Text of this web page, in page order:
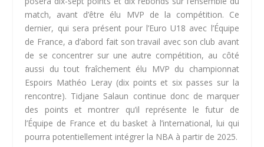
match, avant d’être élu MVP de la compétition. Ce
dernier, qui sera présent pour l’Euro U18 avec l’Équipe
de France, a d’abord fait son travail avec son club avant
de se concentrer sur une autre compétition, au côté
aussi du tout fraîchement élu MVP du championnat
Espoirs Mathéo Leray (dix points et six passes sur la
rencontre). Tidjane Salaun continue donc de marquer
des points et montrer qu’il représente le futur de
l’Équipe de France et du basket à l’international, lui qui
pourra potentiellement intégrer la NBA à partir de 2025.